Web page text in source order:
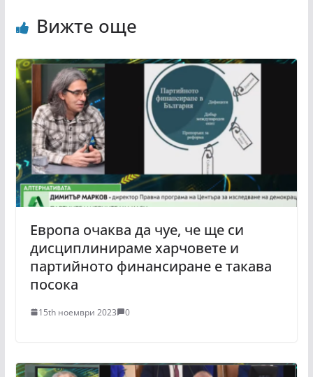
Вижте още
Европа очаква да чуе, че ще си
дисциплинираме харчовете и
партийното финансиране е такава
посока
15th ноември 2023 0